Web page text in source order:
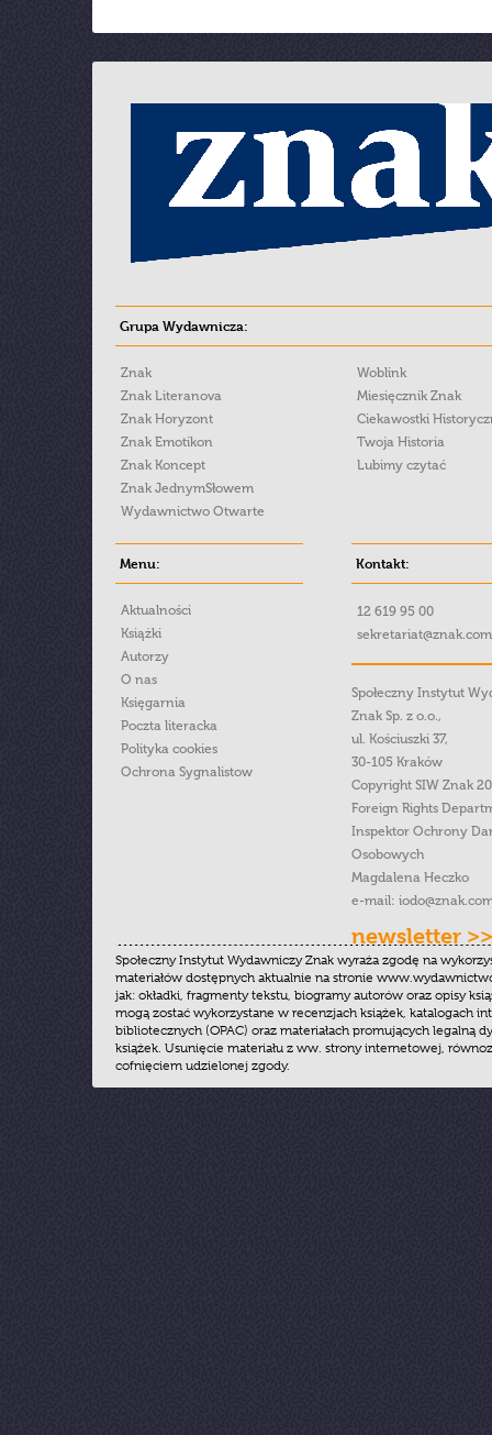
Grupa Wydawnicza:
Znak
Znak Literanova
Znak Horyzont
Znak Emotikon
Znak Koncept
Znak JednymSłowem
Wydawnictwo Otwarte
Woblink
Miesięcznik Znak
Ciekawostki
Twoja Historia
Lubimy czytać
Menu:
Aktualności
Książki
Autorzy
O nas
Księgarnia
Poczta literacka
Polityka cookies
Ochrona Sygnalistow
Kontakt:
12 619 95 00
Społeczny Instytut
Znak Sp. z o.o.,
ul. Kościuszki 37,
30-105 Kraków
Copyright SIW Znak
Foreign Rights
Inspektor Ochrony
Osobowych
Magdalena Heczko
e-mail:
newsletter >>
Społeczny Instytut Wydawniczy Znak wyraża zgodę na
materiałów dostępnych aktualnie na stronie
jak: okładki, fragmenty tekstu, biogramy autorów oraz opisy
mogą zostać wykorzystane w recenzjach książek, katalogach
bibliotecznych (OPAC) oraz materiałach promujących legalną
książek. Usunięcie materiału z ww. strony internetowej,
cofnięciem udzielonej zgody.